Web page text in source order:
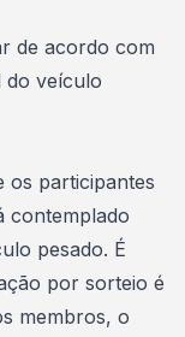
de acordo com
do veículo
os participantes
contemplado
pesado. É
por sorteio é
membros, o